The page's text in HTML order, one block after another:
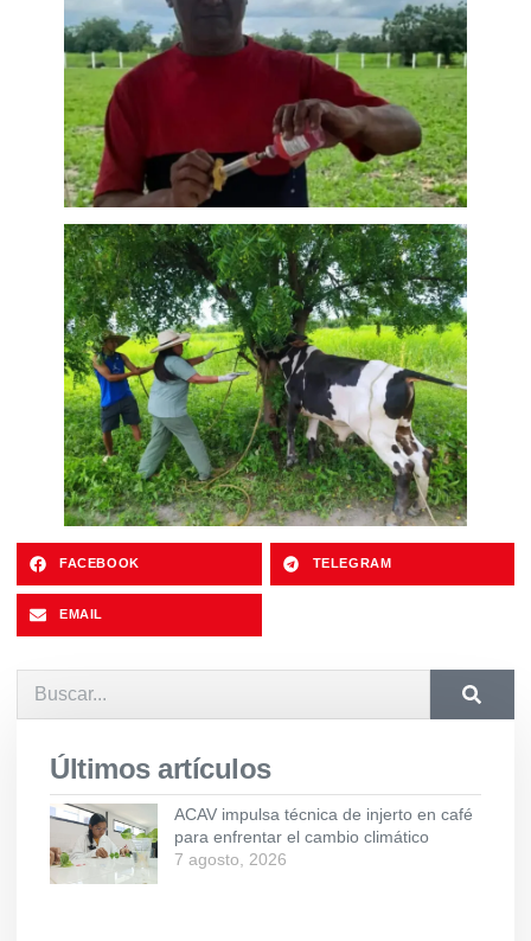
FACEBOOK TELEGRAM
EMAIL
Últimos artículos
ACAV impulsa técnica de injerto en café
para enfrentar el cambio climático
7 agosto, 2026